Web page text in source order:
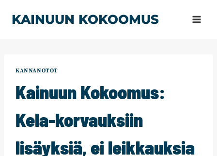
sisältöön
KAINUUN KOKOOMUS
KANNANOTOT
Kainuun Kokoomus:
Kela-korvauksiin
lisäyksiä, ei leikkauksia